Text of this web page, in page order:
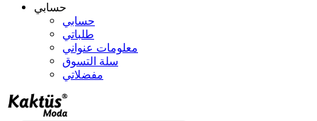
حسابي
حسابي
طلباتي
معلومات عنواني
سلة التسوق
مفضلاتي